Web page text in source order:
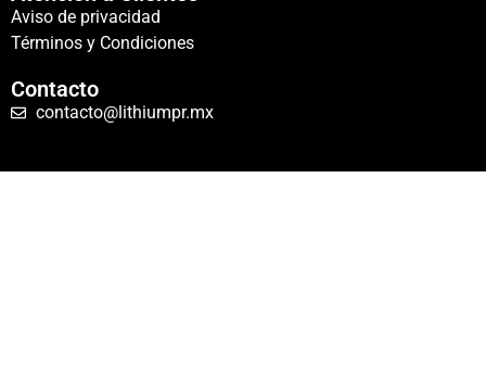
Aviso de privacidad
Términos y Condiciones
Contacto
contacto@lithiumpr.mx